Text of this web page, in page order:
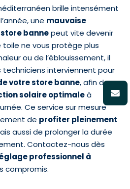
brille intensément
une mauvaise
bannepeut vite devenir
ne vous protège plus
ou de l’éblouissement, il
techniciens interviennent pour
votre store banne, afin de
solaire optimaleà
Ce service sur mesure
de profiter pleinement
aussi de prolonger la durée
Contactez-nous dès
professionnel à
compromis.